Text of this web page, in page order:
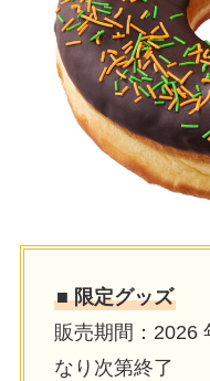
■ 限定グッズ
販売期間：2026
なり次第終了